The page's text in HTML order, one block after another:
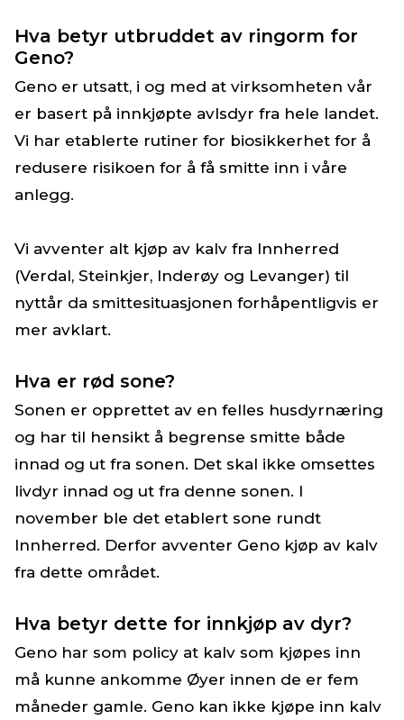
Hva betyr utbruddet av ringorm for
Geno?
Geno er utsatt, i og med at virksomheten vår
er basert på innkjøpte avlsdyr fra hele landet.
Vi har etablerte rutiner for biosikkerhet for å
redusere risikoen for å få smitte inn i våre
anlegg.
Vi avventer alt kjøp av kalv fra Innherred
(Verdal, Steinkjer, Inderøy og Levanger) til
nyttår da smittesituasjonen forhåpentligvis er
mer avklart.
Hva er rød sone?
Sonen er opprettet av en felles husdyrnæring
og har til hensikt å begrense smitte både
innad og ut fra sonen. Det skal ikke omsettes
livdyr innad og ut fra denne sonen. I
november ble det etablert sone rundt
Innherred. Derfor avventer Geno kjøp av kalv
fra dette området.
Hva betyr dette for innkjøp av dyr?
Geno har som policy at kalv som kjøpes inn
må kunne ankomme Øyer innen de er fem
måneder gamle. Geno kan ikke kjøpe inn kalv